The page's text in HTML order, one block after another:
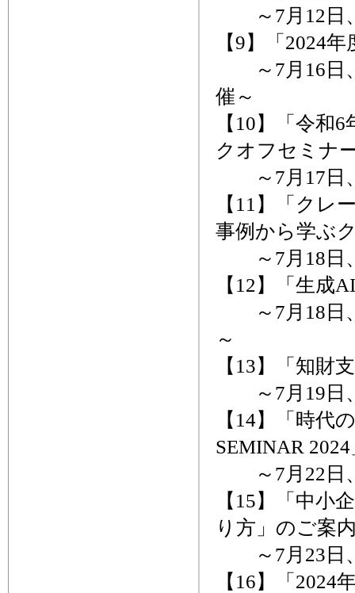
～7月12日
【9】「2024
～7月16日、
催～
【10】「令和
クオフセミナ
～7月17日、
【11】「クレ
事例から学ぶ
～7月18日、
【12】「生成
～7月18日、
～
【13】「知財
～7月19日、
【14】「時代
SEMINAR
～7月22日
【15】「中小
り方」のご案
～7月23日、
【16】「2024